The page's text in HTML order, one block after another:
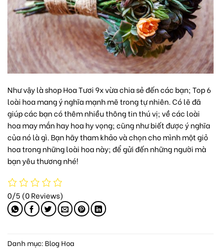
Như vậy làshop Hoa Tươi 9xvừa chia sẻ đến các bạn; Top 6
loài hoa mang ý nghĩa mạnh mẽ trong tự nhiên. Có lẽ đã
giúp các bạn có thêm nhiều thông tin thú vị; về các loài
hoa may mắnhayhoa hy vọng; cũng như biết được ý nghĩa
của nó là gì. Bạn hãy tham khảo và chọn cho mình mộtgiỏ
hoatrong những loài hoa này; để gửi đến những người mà
bạn yêu thương nhé!
0/5(0 Reviews)
Danh mục: Blog Hoa